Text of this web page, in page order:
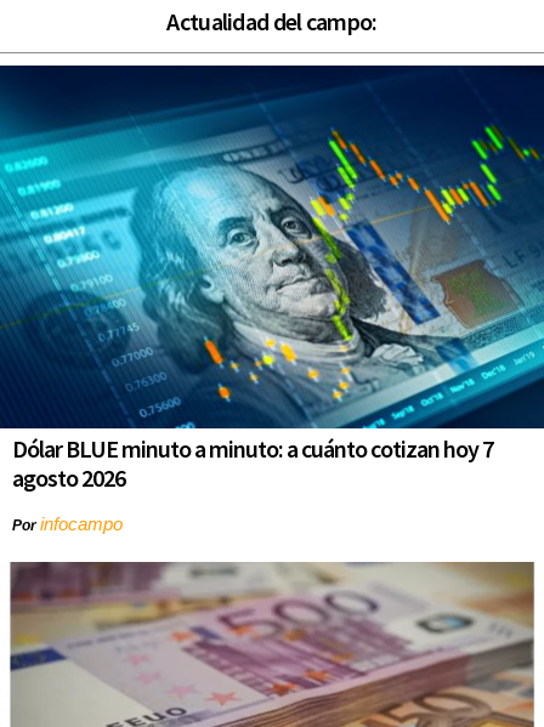
Actualidad del campo:
Dólar BLUE minuto a minuto: a cuánto cotizan hoy 7
agosto 2026
Porinfocampo